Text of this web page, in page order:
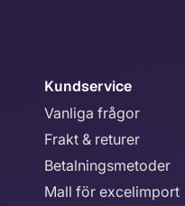
Kundservice
Vanliga frågor
Frakt & returer
Betalningsmetoder
Mall för excelimport